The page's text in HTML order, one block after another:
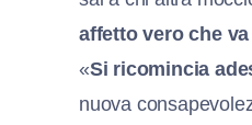
affetto vero che
«Si ricomincia
nuova